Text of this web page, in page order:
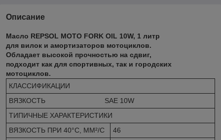
Описание
Масло REPSOL MOTO FORK OIL 10W, 1 литр
для вилок и амортизаторов мотоциклов.
Обладает высокой прочностью на сдвиг,
подходит как для спортивных, так и городских
мотоциклов.
КЛАССИФИКАЦИИ
ВЯЗКОСТЬ SAE 10W
ТИПИЧНЫЕ ХАРАКТЕРИСТИКИ
ВЯЗКОСТЬ ПРИ 40°C, ММ²/С
46